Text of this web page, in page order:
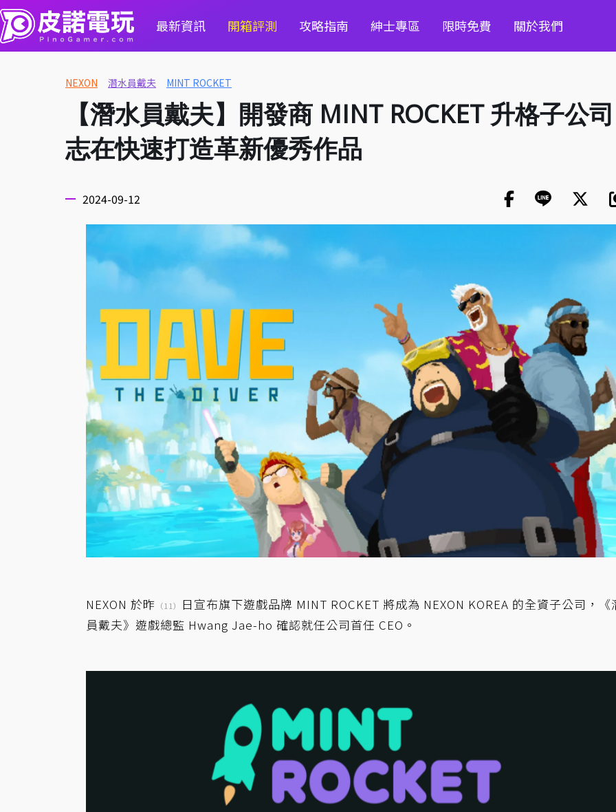
最新資訊 開箱評測 攻略指南 紳士專區 限時免費 關於我們
NEXON 潛水員戴夫 MINT ROCKET
【潛水員戴夫】開發商 MINT ROCKET 升格子公
志在快速打造革新優秀作品
2024-09-12
NEXON 於昨 （11）
日宣布旗下遊戲品牌 MINT ROCKET 將成為 NEXON KOREA 的全資子公司，《
員戴夫》遊戲總監 Hwang Jae-ho 確認就任公司首任 CEO。